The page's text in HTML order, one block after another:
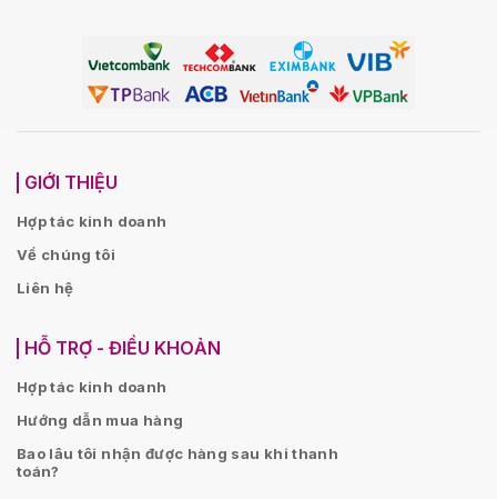
GIỚI THIỆU
Hợp tác kinh doanh
Về chúng tôi
Liên hệ
HỖ TRỢ - ĐIỀU KHOẢN
Hợp tác kinh doanh
Hướng dẫn mua hàng
Bao lâu tôi nhận được hàng sau khi thanh
toán?